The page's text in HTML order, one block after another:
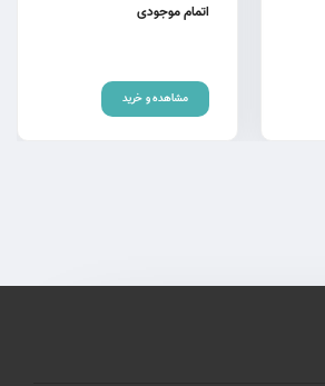
اتمام موجودی
مشاهده و خرید